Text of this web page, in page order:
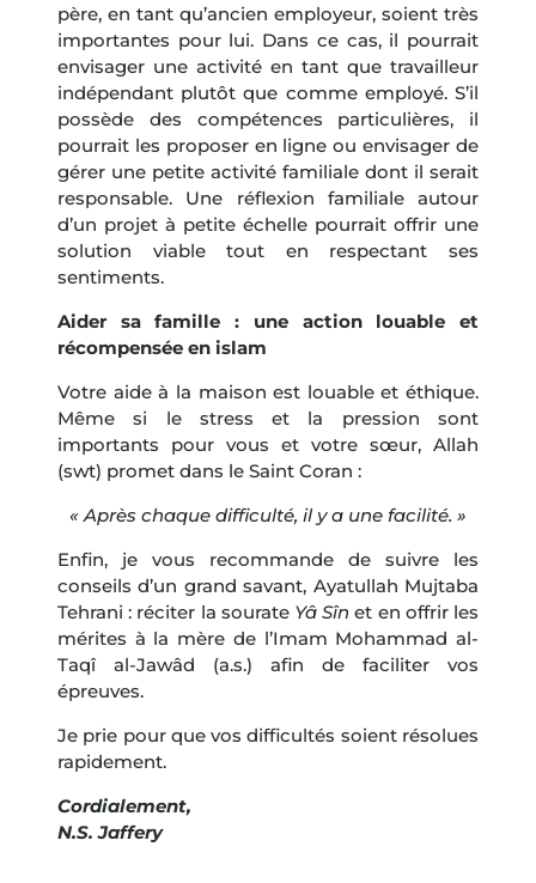
père, en tant qu’ancien employeur, soient très
importantes pour lui. Dans ce cas, il pourrait
envisager une activité en tant que travailleur
indépendant plutôt que comme employé. S’il
possède des compétences particulières, il
pourrait les proposer en ligne ou envisager de
gérer une petite activité familiale dont il serait
responsable. Une réflexion familiale autour
d’un projet à petite échelle pourrait offrir une
solution viable tout en respectant ses
sentiments.
Aider sa famille : une action louable et
récompensée en islam
Votre aide à la maison est louable et éthique.
Même si le stress et la pression sont
importants pour vous et votre sœur, Allah
(swt) promet dans le Saint Coran :
« Après chaque difficulté, il y a une facilité. »
Enfin, je vous recommande de suivre les
conseils d’un grand savant, Ayatullah Mujtaba
Tehrani : réciter la sourate Yâ Sîn et en offrir les
mérites à la mère de l’Imam Mohammad al-
Taqî al-Jawâd (a.s.) afin de faciliter vos
épreuves.
Je prie pour que vos difficultés soient résolues
rapidement.
Cordialement,
N.S. Jaffery